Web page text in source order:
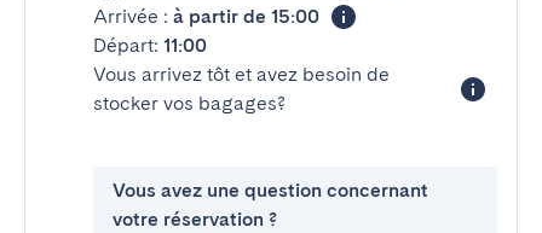
Arrivée : à partir de 15:00
Départ: 11:00
Vous arrivez tôt et avez besoin de
stocker vos bagages?
Vous avez une question concernant
votre réservation ?